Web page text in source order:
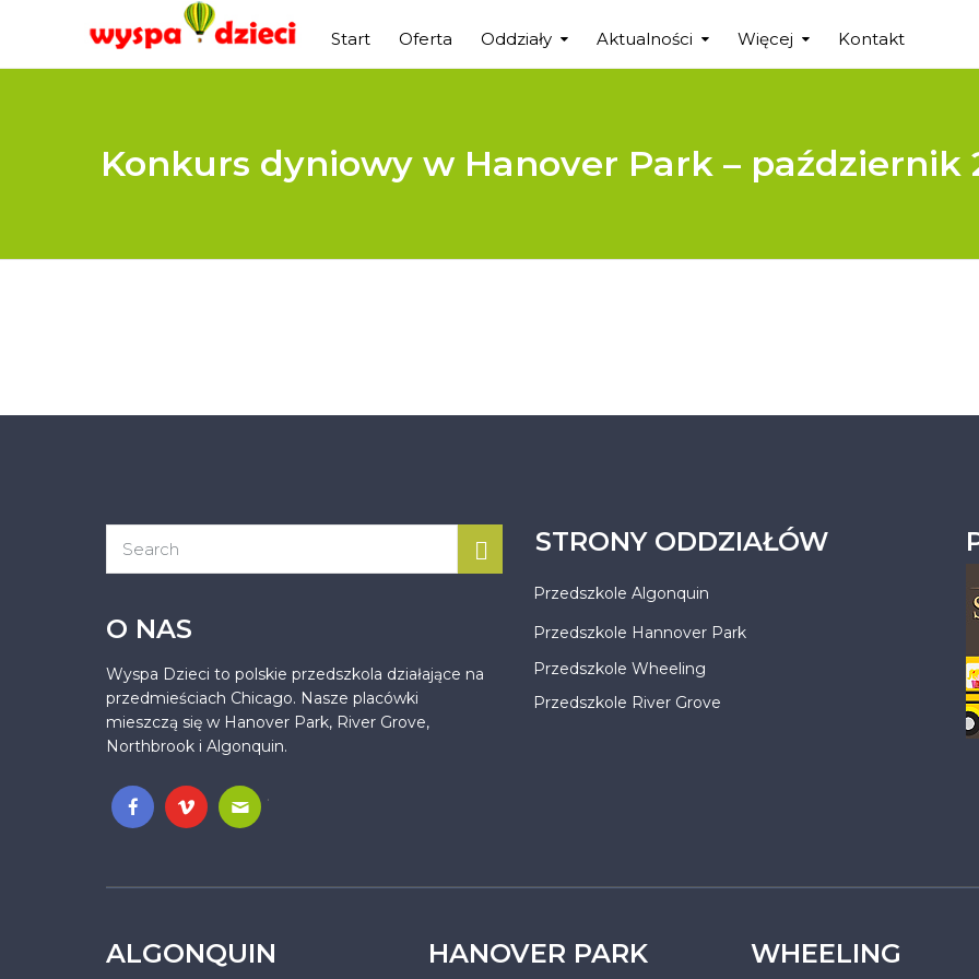
Start Oferta Oddziały Aktualności Więcej Kontakt
Konkurs dyniowy w Hanover Park – październik
O NAS
Wyspa Dzieci to polskie przedszkola działające na
przedmieściach Chicago. Nasze placówki
mieszczą się w Hanover Park, River Grove,
Northbrook i Algonquin.
.
STRONY ODDZIAŁÓW
Przedszkole Algonquin
Przedszkole Hannover Park
Przedszkole Wheeling
Przedszkole River Grove
ALGONQUIN HANOVER PARK WHEELING